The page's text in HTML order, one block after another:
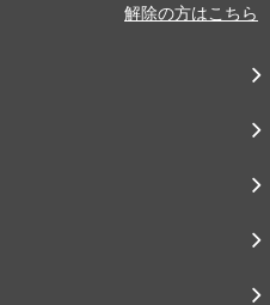
解除の方はこちら